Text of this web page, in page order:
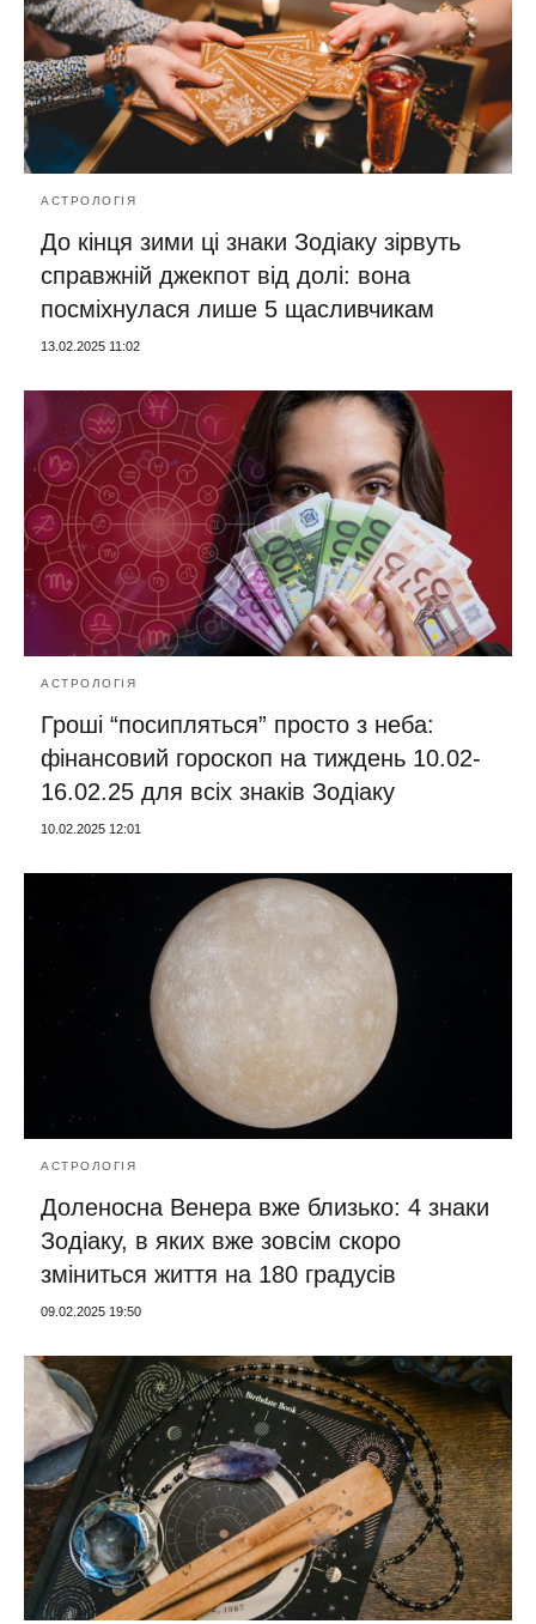
АСТРОЛОГІЯ
До кінця зими ці знаки Зодіаку зірвуть
справжній джекпот від долі: вона
посміхнулася лише 5 щасливчикам
13.02.2025 11:02
АСТРОЛОГІЯ
Гроші “посипляться” просто з неба:
фінансовий гороскоп на тиждень 10.02-
16.02.25 для всіх знаків Зодіаку
10.02.2025 12:01
АСТРОЛОГІЯ
Доленосна Венера вже близько: 4 знаки
Зодіаку, в яких вже зовсім скоро
зміниться життя на 180 градусів
09.02.2025 19:50